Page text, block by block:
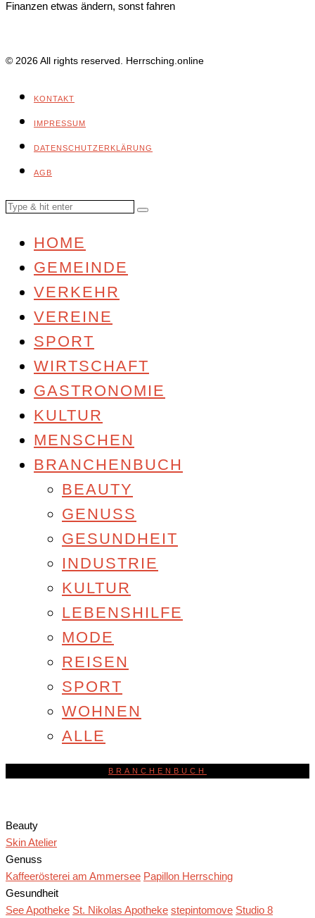
Finanzen etwas ändern, sonst fahren
© 2026 All rights reserved. Herrsching.online
KONTAKT
IMPRESSUM
DATENSCHUTZERKLÄRUNG
AGB
HOME
GEMEINDE
VERKEHR
VEREINE
SPORT
WIRTSCHAFT
GASTRONOMIE
KULTUR
MENSCHEN
BRANCHENBUCH
BEAUTY
GENUSS
GESUNDHEIT
INDUSTRIE
KULTUR
LEBENSHILFE
MODE
REISEN
SPORT
WOHNEN
ALLE
BRANCHENBUCH
Beauty
Skin Atelier
Genuss
Kaffeerösterei am Ammersee Papillon Herrsching
Gesundheit
See Apotheke St. Nikolas Apotheke stepintomove Studio 8